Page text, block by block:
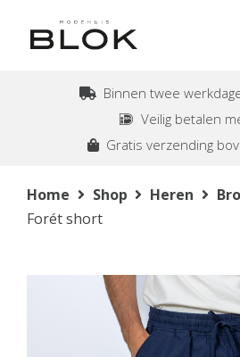
Binnen twee
Veilig betalen
Gratis verzending
Home Shop Heren
Forét short